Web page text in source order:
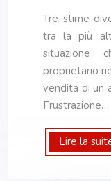
Tre stime
tra la più
situazione
proprietario
vendita di un
Frustrazione…
Lire la